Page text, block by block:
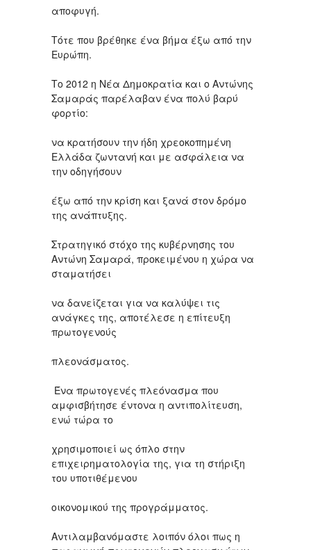
αποφυγή.
Τότε που βρέθηκε ένα βήμα έξω από την
Ευρώπη.
Το 2012 η Νέα Δημοκρατία και ο Αντώνης
Σαμαράς παρέλαβαν ένα πολύ βαρύ
φορτίο:
να κρατήσουν την ήδη χρεοκοπημένη
Ελλάδα ζωντανή και με ασφάλεια να
την οδηγήσουν
έξω από την κρίση και ξανά στον δρόμο
της ανάπτυξης.
Στρατηγικό στόχο της κυβέρνησης του
Αντώνη Σαμαρά, προκειμένου η χώρα να
σταματήσει
να δανείζεται για να καλύψει τις
ανάγκες της, αποτέλεσε η επίτευξη
πρωτογενούς
πλεονάσματος.
Ένα πρωτογενές πλεόνασμα που
αμφισβήτησε έντονα η αντιπολίτευση,
ενώ τώρα το
χρησιμοποιεί ως όπλο στην
επιχειρηματολογία της, για τη στήριξη
του υποτιθέμενου
οικονομικού της προγράμματος.
Αντιλαμβανόμαστε λοιπόν όλοι πως η